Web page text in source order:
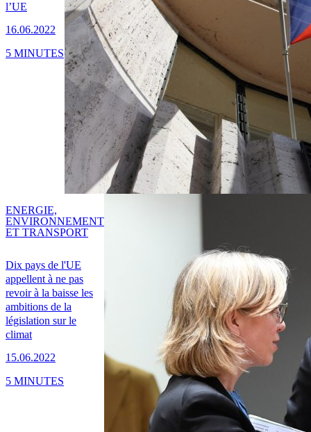
l’UE
16.06.2022
5 MINUTES
Dix pays de l'UE
appellent à ne pas
revoir à la baisse les
ambitions de la
législation sur le
climat
15.06.2022
ENERGIE,
ENVIRONNEMENT
ET TRANSPORT
5 MINUTES